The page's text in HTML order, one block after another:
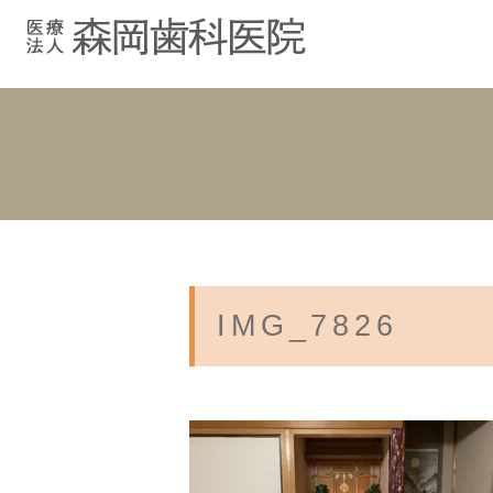
むし歯治療
小児歯科
院長紹介 院内紹介
院長ブログ スタッフブ
IMG_7826